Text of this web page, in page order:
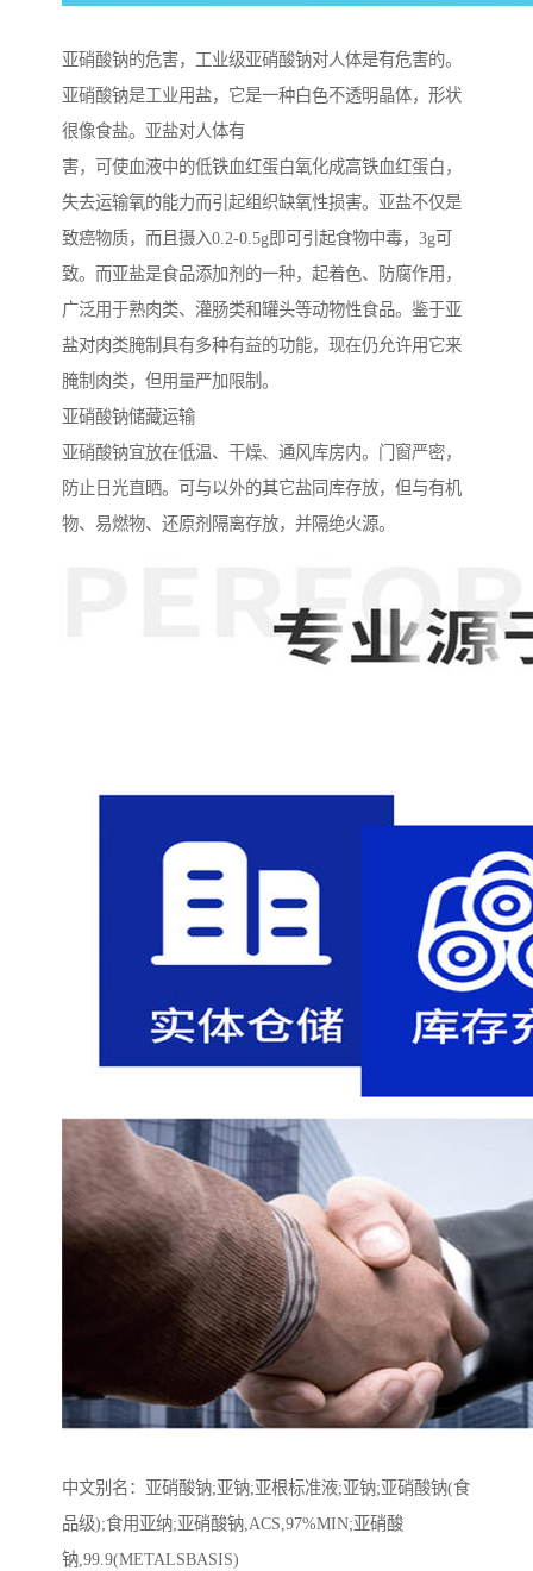
亚硝酸钠的危害，工业级亚硝酸钠对人体是有危害的。
亚硝酸钠是工业用盐，它是一种白色不透明晶体，形状
很像食盐。亚盐对人体有
害，可使血液中的低铁血红蛋白氧化成高铁血红蛋白，
失去运输氧的能力而引起组织缺氧性损害。亚盐不仅是
致癌物质，而且摄入0.2-0.5g即可引起食物中毒，3g可
致。而亚盐是食品添加剂的一种，起着色、防腐作用，
广泛用于熟肉类、灌肠类和罐头等动物性食品。鉴于亚
盐对肉类腌制具有多种有益的功能，现在仍允许用它来
腌制肉类，但用量严加限制。
亚硝酸钠储藏运输
亚硝酸钠宜放在低温、干燥、通风库房内。门窗严密，
防止日光直晒。可与以外的其它盐同库存放，但与有机
物、易燃物、还原剂隔离存放，并隔绝火源。
中文别名：亚硝酸钠;亚钠;亚根标准液;亚钠;亚硝酸钠(食
品级);食用亚纳;亚硝酸钠,ACS,97%MIN;亚硝酸
钠,99.9(METALSBASIS)